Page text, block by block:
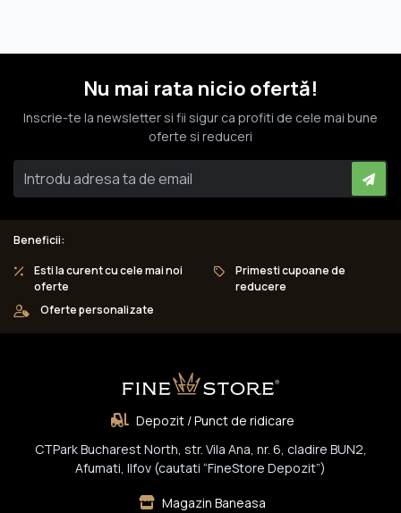
Nu mai rata nicio ofertă!
Inscrie-te la newsletter si fii sigur ca profiti de cele mai bune
oferte si reduceri
Beneficii:
Esti la curent cu cele mai noi
oferte
Primesti cupoane de
reducere
Oferte personalizate
Depozit / Punct de ridicare
CTPark Bucharest North, str. Vila Ana, nr. 6, cladire BUN2,
Afumati, Ilfov (cautati “FineStore Depozit”)
Magazin Baneasa